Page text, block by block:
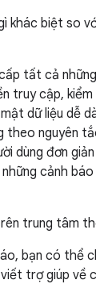
khác biệt so
tất cả
truy cập,
dữ liệu dễ
nguyên
dùng đơn
cảnh
trung tâm
bạn có thể
trợ giúp về